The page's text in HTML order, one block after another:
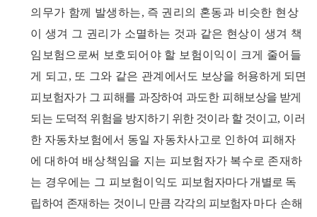
의무가 함께 발생하는, 즉 권리의 혼동과 비슷한 현상
이 생겨 그 권리가 소멸하는 것과 같은 현상이 생겨 책
임보험으로써 보 호되어야 할 보험이익이 크게 줄어들
게 되고 , 또 그와 같은 관계 에서도 보상을 허용하게 되면
피보험자가 그 피해를 과장하여 과도한 피해보상을 받게
되는 도덕적 위험을 방지하기 위한 것이라 할 것이고, 이러
한 자동차보험에서 동일 자동차사고로 인하여 피해자
에 대하여 배상책임을 지는 피보험자가 복수로 존재하
는 경우에는 그 피보험이 익도 피보험자마다 개별로 독
립하여 존재하는 것이니 만큼 각각의 피보험자 마다 손해